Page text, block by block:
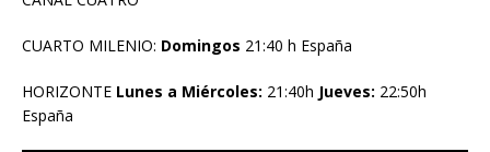
CUARTO MILENIO: Domingos 21:40 h España
HORIZONTE Lunes a Miércoles: 21:40h Jueves: 22:50h
España